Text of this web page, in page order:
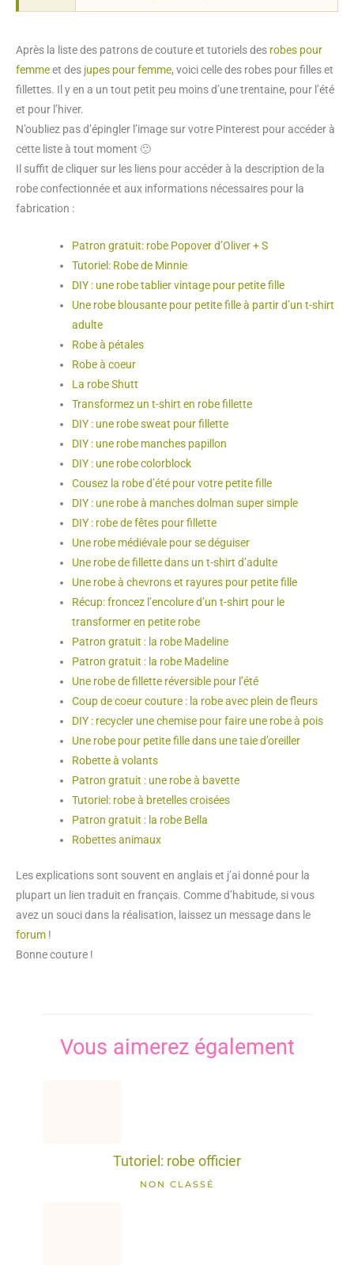
Après la liste des patrons de couture et tutoriels des robes pour
femmeet des jupes pour femme, voici celle des robes pour filles et
fillettes. Il y en a un tout petit peu moins d’une trentaine, pour l’été
et pour l’hiver.
N’oubliez pas d’épingler l’image sur votre Pinterest pour accéder à
cette liste à tout moment 🙂
Il suffit de cliquer sur les liens pour accéder à la description de la
robe confectionnée et aux informations nécessaires pour la
fabrication :
Patron gratuit: robe Popover d’Oliver + S
Tutoriel: Robe de Minnie
DIY : une robe tablier vintage pour petite fille
Une robe blousante pour petite fille à partir d’un t-shirt
adulte
Robe à pétales
Robe à coeur
La robe Shutt
Transformez un t-shirt en robe fillette
DIY : une robe sweat pour fillette
DIY : une robe manches papillon
DIY : une robe colorblock
Cousez la robe d’été pour votre petite fille
DIY : une robe à manches dolman super simple
DIY : robe de fêtes pour fillette
Une robe médiévale pour se déguiser
Une robe de fillette dans un t-shirt d’adulte
Une robe à chevrons et rayures pour petite fille
Récup: froncez l’encolure d’un t-shirt pour le
transformer en petite robe
Patron gratuit : la robe Madeline
Patron gratuit : la robe Madeline
Une robe de fillette réversible pour l’été
Coup de coeur couture : la robe avec plein de fleurs
DIY : recycler une chemise pour faire une robe à pois
Une robe pour petite fille dans une taie d’oreiller
Robette à volants
Patron gratuit : une robe à bavette
Tutoriel: robe à bretelles croisées
Patron gratuit : la robe Bella
Robettes animaux
Les explications sont souvent en anglais et j’ai donné pour la
plupart un lien traduit en français. Comme d’habitude, si vous
avez un souci dans la réalisation, laissez un message dans le
forum !
Bonne couture !
Vous aimerez également
Tutoriel: robe officier
NON CLASSÉ